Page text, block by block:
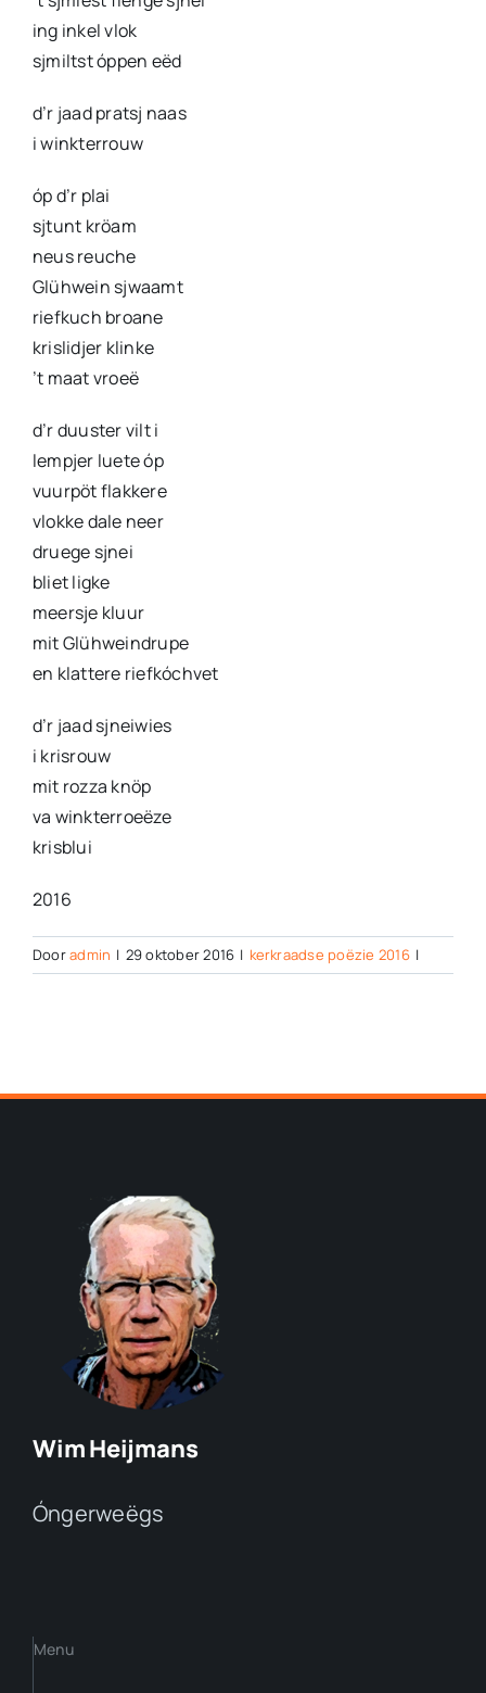
ing inkel vlok
sjmiltst óppen eëd
d’r jaad pratsj naas
i winkterrouw
óp d’r plai
sjtunt kröam
neus reuche
Glühwein sjwaamt
riefkuch broane
krislidjer klinke
’t maat vroeë
d’r duuster vilt i
lempjer luete óp
vuurpöt flakkere
vlokke dale neer
druege sjnei
bliet ligke
meersje kluur
mit Glühweindrupe
en klattere riefkóchvet
d’r jaad sjneiwies
i krisrouw
mit rozza knöp
va winkterroeëze
krisblui
2016
Dooradmin | 29 oktober 2016 | kerkraadse poëzie 2016 |
Wim Heijmans
Óngerweëgs
Menu